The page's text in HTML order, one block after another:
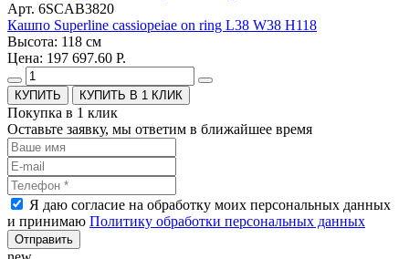
Арт. 6SCAB3820
Кашпо Superline cassiopeiae on ring L38 W38 H118
Высота: 118 см
Цена: 197 697.60 Р.
КУПИТЬ В 1 КЛИК
Покупка в 1 клик
Оставьте заявку, мы ответим в ближайшее время
Я даю согласие на обработку моих персональных данных
и принимаю Политику обработки персональных данных
Отправить